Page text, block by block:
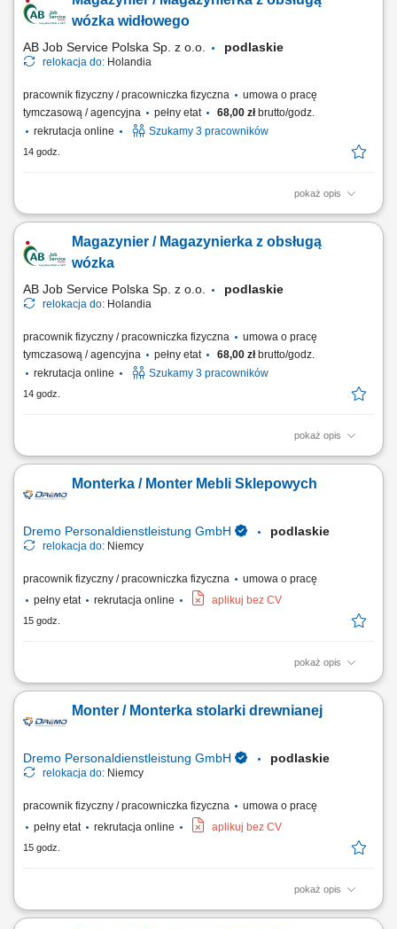
Długoterminowe zatrudnienie; Opis stanowiska Samodzielna obsługa
maszyn wykorzystywanych w procesie produkcji drukarskiej. Ustawianie
wózka widłowego
AB Job Service Polska Sp. z o.o. podlaskie
relokacja do: Holandia
pracownik fizyczny / pracowniczka fizyczna
umowa o pracę
tymczasową / agencyjna
pełny etat 68,00 złbrutto/godz.
rekrutacja online
Szukamy 3 pracowników
14 godz.
pokaż opis
Zadania: Obsługa wózka widłowego przy pracach załadunkowych i
hali produkcyjnej; Rejestracja stany magazynowych i lokalizacji
materiałów w systemie ERP; Przygotowanie towaru do wysyłki na
Magazynier / Magazynierka z obsługą
wózka
AB Job Service Polska Sp. z o.o. podlaskie
relokacja do: Holandia
pracownik fizyczny / pracowniczka fizyczna
umowa o pracę
tymczasową / agencyjna
pełny etat 68,00 złbrutto/godz.
rekrutacja online
Szukamy 3 pracowników
14 godz.
pokaż opis
Obowiązki: Załadunek, rozładunek oraz transport wewnętrzny
worków typu big-bag; Ewidencjonowanie ruchu towarów i ich lokalizacji
w systemie ERP; Oznaczanie skrzyń i prowadzenie bieżącej
Monterka / Monter Mebli Sklepowych
Dremo Personaldienstleistung GmbH podlaskie
relokacja do: Niemcy
pracownik fizyczny / pracowniczka fizyczna
umowa o pracę
pełny etat
rekrutacja online aplikuj bez CV
15 godz.
pokaż opis
Twoje zadania: Produkcja i montaż wyposażenia dla sklepów oraz
po końcowy montaż; Wykonywanie elementów stolarskich zgodnie z
rysunkiem technicznym; Obsługa nowoczesnych urządzeń i maszyn do
Monter / Monterka stolarki drewnianej
Dremo Personaldienstleistung GmbH podlaskie
relokacja do: Niemcy
pracownik fizyczny / pracowniczka fizyczna
umowa o pracę
pełny etat
rekrutacja online aplikuj bez CV
15 godz.
pokaż opis
Zakład produkcyjny specjalizujący się w stolarce drewnianej poszukuje